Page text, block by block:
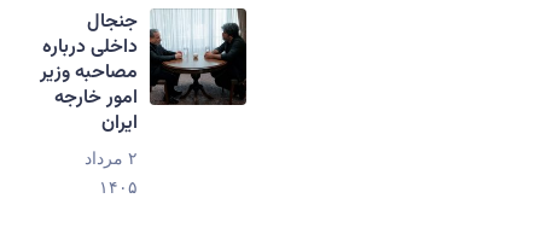
جنجال
داخلی درباره
مصاحبه وزیر
امور خارجه
ایران
۲ مرداد
۱۴۰۵